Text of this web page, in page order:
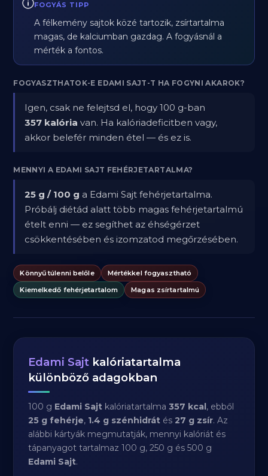
FOGYÁS TIPP
A félkemény sajtok közé tartozik, zsírtartalma
magas, de kalciumban gazdag. A fogyásnál a
mérték a fontos.
FOGYASZTHATOK-E EDAMI SAJT-T HA FOGYNI AKAROK?
Igen, csak ne felejtsd el, hogy 100 g-ban
357 kalória van. Ha kalóriadeficitben vagy,
akkor belefér minden étel — és ez is.
MENNYI A EDAMI SAJT FEHÉRJETARTALMA?
25 g / 100 g a Edami Sajt fehérjetartalma.
Próbálj diétád alatt több magas fehérjetartalmú
ételt enni — ez segíthet az éhségérzet
csökkentésében és izomzatod megőrzésében.
Könnyű túlenni belőle
Mértékkel fogyasztható
Kiemelkedő fehérjetartalom
Magas zsírtartalmú
Edami Sajt kalóriatartalma
különböző adagokban
100 g Edami Sajt kalóriatartalma357 kcal, ebből
25 g fehérje, 1.4 g szénhidrát és27 g zsír. Az
alábbi kártyák megmutatják, mennyi kalóriát és
tápanyagot tartalmaz 100 g, 250 g és 500 g
Edami Sajt.